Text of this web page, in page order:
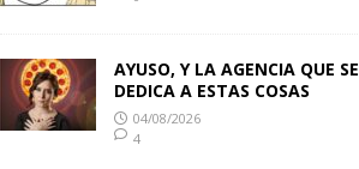
AYUSO, Y LA AGENCIA QUE SE
DEDICA A ESTAS COSAS
04/08/2026
4